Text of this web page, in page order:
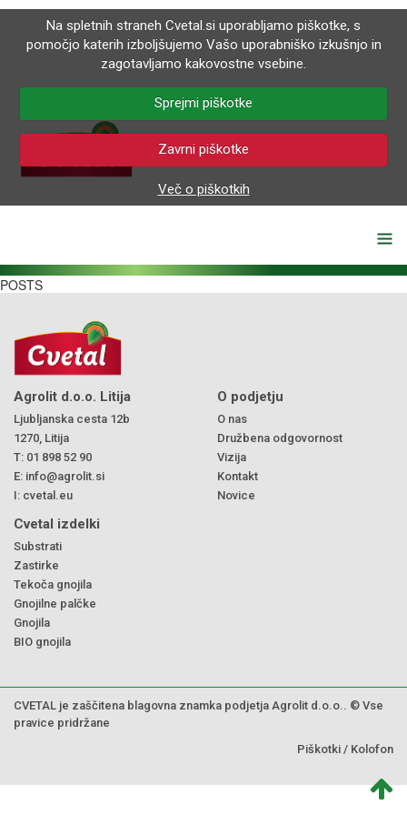
Na spletnih straneh Cvetal.si uporabljamo piškotke, s
pomočjo katerih izboljšujemo Vašo uporabniško izkušnjo in
zagotavljamo kakovostne vsebine.
Sprejmi piškotke
Zavrni piškotke
Več o piškotkih
POSTS
Agrolit d.o.o. Litija
Ljubljanska cesta 12b
1270, Litija
T: 01 898 52 90
E: info@agrolit.si
I: cvetal.eu
O podjetju
O nas
Družbena odgovornost
Vizija
Kontakt
Novice
Cvetal izdelki
Substrati
Zastirke
Tekoča gnojila
Gnojilne palčke
Gnojila
BIO gnojila
CVETAL je zaščitena blagovna znamka podjetja Agrolit d.o.o.. © Vse
pravice pridržane
Piškotki / Kolofon